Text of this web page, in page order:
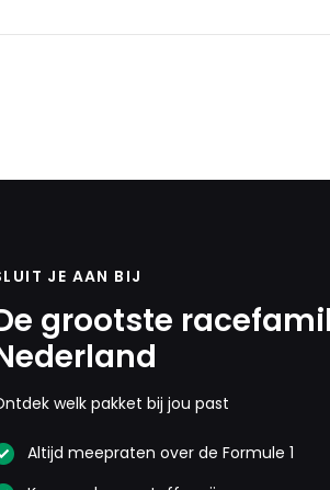
JE AAN BIJ
grootste
welk pakket bij jou past
Altijd meepraten over de Formule 1